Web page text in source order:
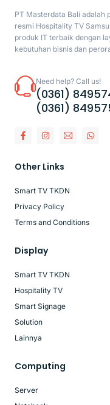
PT Masterdata Bali adalah
resmi Hospitality TV
produk IT terbaik dengan
kebutuhan bisnis dan
Need help? Call us!
(0361)
(0361)
Other Links
Smart TV TKDN
Privacy Policy
Terms and Conditions
Display
Smart TV TKDN
Hospitality TV
Smart Signage
Solution
Lainnya
Computing
Server